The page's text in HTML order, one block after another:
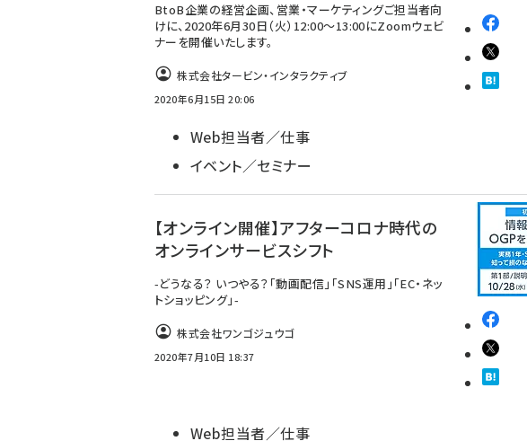
BtoB企業の経営企画、営業・マーケティングご担当者向
けに、2020年6月30日（火）12:00～13:00にZoomウェビ
ナーを開催いたします。
株式会社タービン・インタラクティブ
2020年6月15日 20:06
Web担当者／仕事
イベント／セミナー
【オンライン開催】アフターコロナ時代の
オンラインサービスシフト
-どうなる？ いつやる？「動画配信」「SNS運用」「EC・ネッ
トショッピング」-
株式会社ワンゴジュウゴ
2020年7月10日 18:37
Web担当者／仕事